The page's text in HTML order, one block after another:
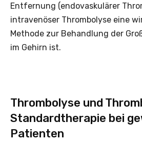
Entfernung (endovaskulärer
intravenöser Thrombolyse eine
Methode zur Behandlung der
im Gehirn ist.
Thrombolyse und
Standardtherapie bei
Patienten